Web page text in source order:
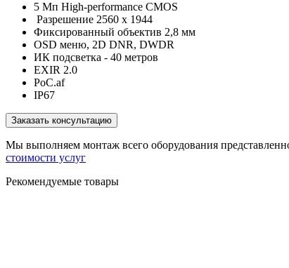
5 Мп High-performance CMOS
Разрешение 2560 х 1944
Фиксированный объектив 2,8 мм
OSD меню, 2D DNR, DWDR
ИК подсветка - 40 метров
EXIR 2.0
PoC.af
IP67
Заказать консультацию
Мы выполняем монтаж всего оборудования
стоимости услуг
Рекомендуемые товары